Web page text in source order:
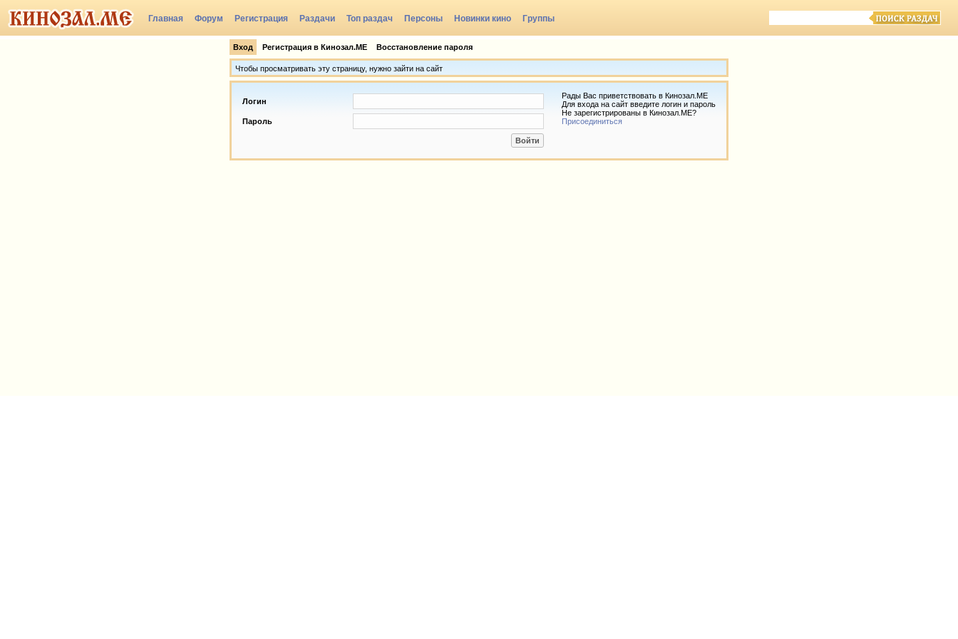
Главная Форум Регистрация Раздачи Топ раздач Персоны Новинки кино Группы
Вход Регистрация в Кинозал.МЕ Восстановление пароля
Чтобы просматривать эту страницу, нужно зайти на сайт
Логин
Пароль
Рады Вас приветствовать в Кинозал.МЕ
Для входа на сайт введите логин и пароль
Не зарегистрированы в Кинозал.МЕ?
Присоединиться